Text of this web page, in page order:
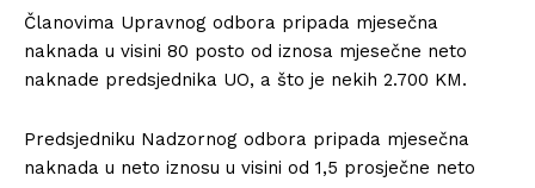
Članovima Upravnog odbora pripada mjesečna
naknada u visini 80 posto od iznosa mjesečne neto
naknade predsjednika UO, a što je nekih 2.700 KM.
Predsjedniku Nadzornog odbora pripada mjesečna
naknada u neto iznosu u visini od 1,5 prosječne neto